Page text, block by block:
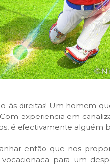
às direitas! Um homem
experiencia em
é efectivamente alguém
então que nos
para um